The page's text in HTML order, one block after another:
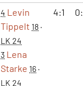
4 Levin
Tippelt 18·
LK 24
3 Lena
Starke 16·
LK 24
4:1